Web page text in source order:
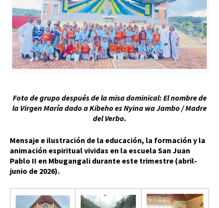
Foto de grupo después de la misa dominical: El nombre de
la Virgen María dado a Kibeho es Nyina wa Jambo / Madre
del Verbo.
Mensaje e ilustración de la educación, la formación y la
animación espiritual vividas en la escuela San Juan
Pablo II en Mbugangali durante este trimestre (abril-
junio de 2026).